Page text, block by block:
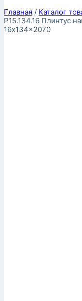
Главная / Каталог
P15.134.16 Плинтус
16x134x2070